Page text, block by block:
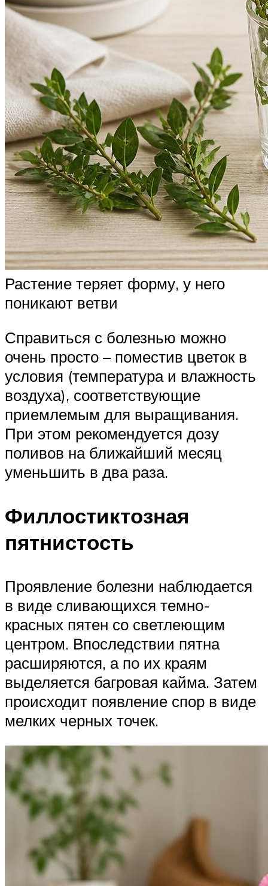
Растение теряет форму, у него
поникают ветви
Справиться с болезнью можно
очень просто – поместив цветок в
условия (температура и влажность
воздуха), соответствующие
приемлемым для выращивания.
При этом рекомендуется дозу
поливов на ближайший месяц
уменьшить в два раза.
Филлостиктозная
пятнистость
Проявление болезни наблюдается
в виде сливающихся темно-
красных пятен со светлеющим
центром. Впоследствии пятна
расширяются, а по их краям
выделяется багровая кайма. Затем
происходит появление спор в виде
мелких черных точек.